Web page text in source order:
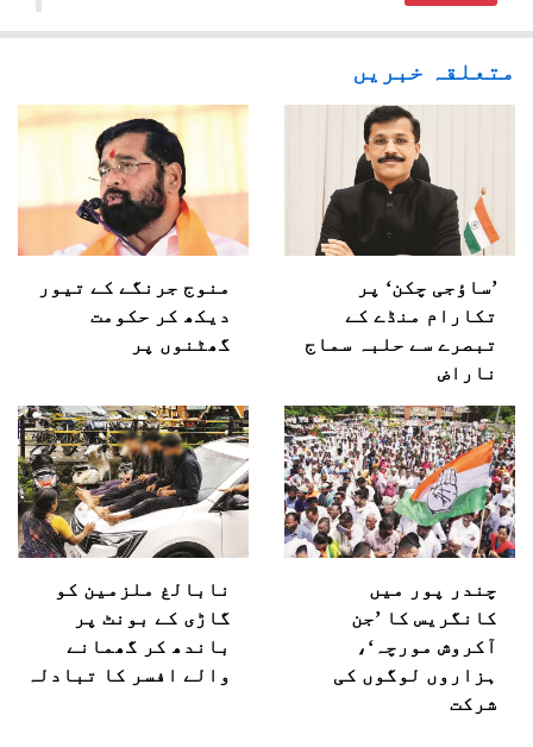
متعلقہ خبریں
’ساؤجی چکن‘ پر
تکارام منڈے کے
تبصرے سے حلبہ سماج
ناراض
منوج جرنگے کے تیور
دیکھ کر حکومت
گھٹنوں پر
چندر پور میں
کانگریس کا ’جن
آکروش مورچہ‘،
ہزاروں لوگوں کی
شرکت
نابالغ ملزمین کو
گاڑی کے بونٹ پر
باندھ کر گھمانے
والے افسر کا تبادلہ